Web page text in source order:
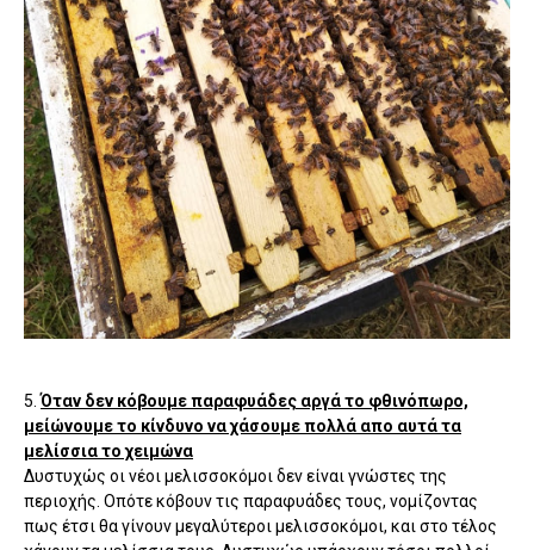
5.Όταν δεν κόβουμε παραφυάδες αργά το φθινόπωρο,
μείώνουμε το κίνδυνο να χάσουμε πολλά απο αυτά τα
μελίσσια το χειμώνα
Δυστυχώς οι νέοι μελισσοκόμοι δεν είναι γνώστες της
περιοχής. Οπότε κόβουν τις παραφυάδες τους, νομίζοντας
πως έτσι θα γίνουν μεγαλύτεροι μελισσοκόμοι, και στο τέλος